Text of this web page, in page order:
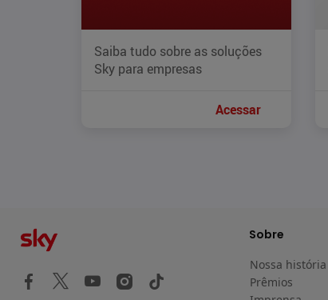
Saiba tudo sobre as soluções
Sky para empresas
Acessar
Sobre
Nossa história
Prêmios